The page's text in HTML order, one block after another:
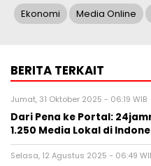
Ekonomi Media Online
BERITA TERKAIT
Jumat, 31 Oktober 2025 - 06:19 WIB
Dari Pena ke Portal:
1.250 Media Lokal di
Selasa, 12 Agustus 2025 - 06:49